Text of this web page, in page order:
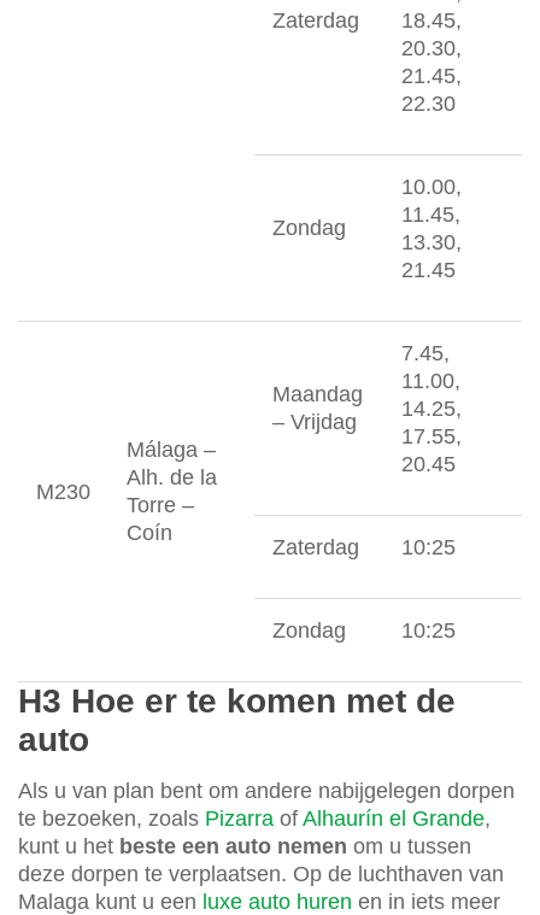
Zaterdag
18.45,
20.30,
21.45,
22.30
Zondag
10.00,
11.45,
13.30,
21.45
M230
Málaga –
Alh. de la
Torre –
Coín
Maandag
– Vrijdag
7.45,
11.00,
14.25,
17.55,
20.45
Zaterdag 10:25
Zondag 10:25
H3 Hoe er te komen met de
auto
Als u van plan bent om andere nabijgelegen dorpen
te bezoeken, zoals Pizarra of Alhaurín el Grande,
kunt u het beste een auto nemen om u tussen
deze dorpen te verplaatsen. Op de luchthaven van
Malaga kunt u een luxe auto huren en in iets meer